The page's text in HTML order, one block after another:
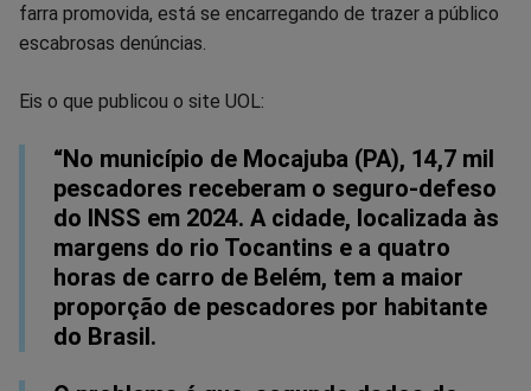
farra promovida, está se encarregando de trazer a público
escabrosas denúncias.
Eis o que publicou o site UOL:
“No município de Mocajuba (PA), 14,7 mil
pescadores receberam o seguro-defeso
do INSS em 2024. A cidade, localizada às
margens do rio Tocantins e a quatro
horas de carro de Belém, tem a maior
proporção de pescadores por habitante
do Brasil.